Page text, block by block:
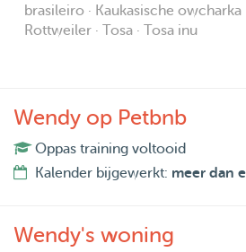
brasileiro · Kaukasische owcharka
Rottweiler · Tosa · Tosa inu
Wendy op Petbnb
Oppas training voltooid
Kalender bijgewerkt: meer dan
Wendy's woning